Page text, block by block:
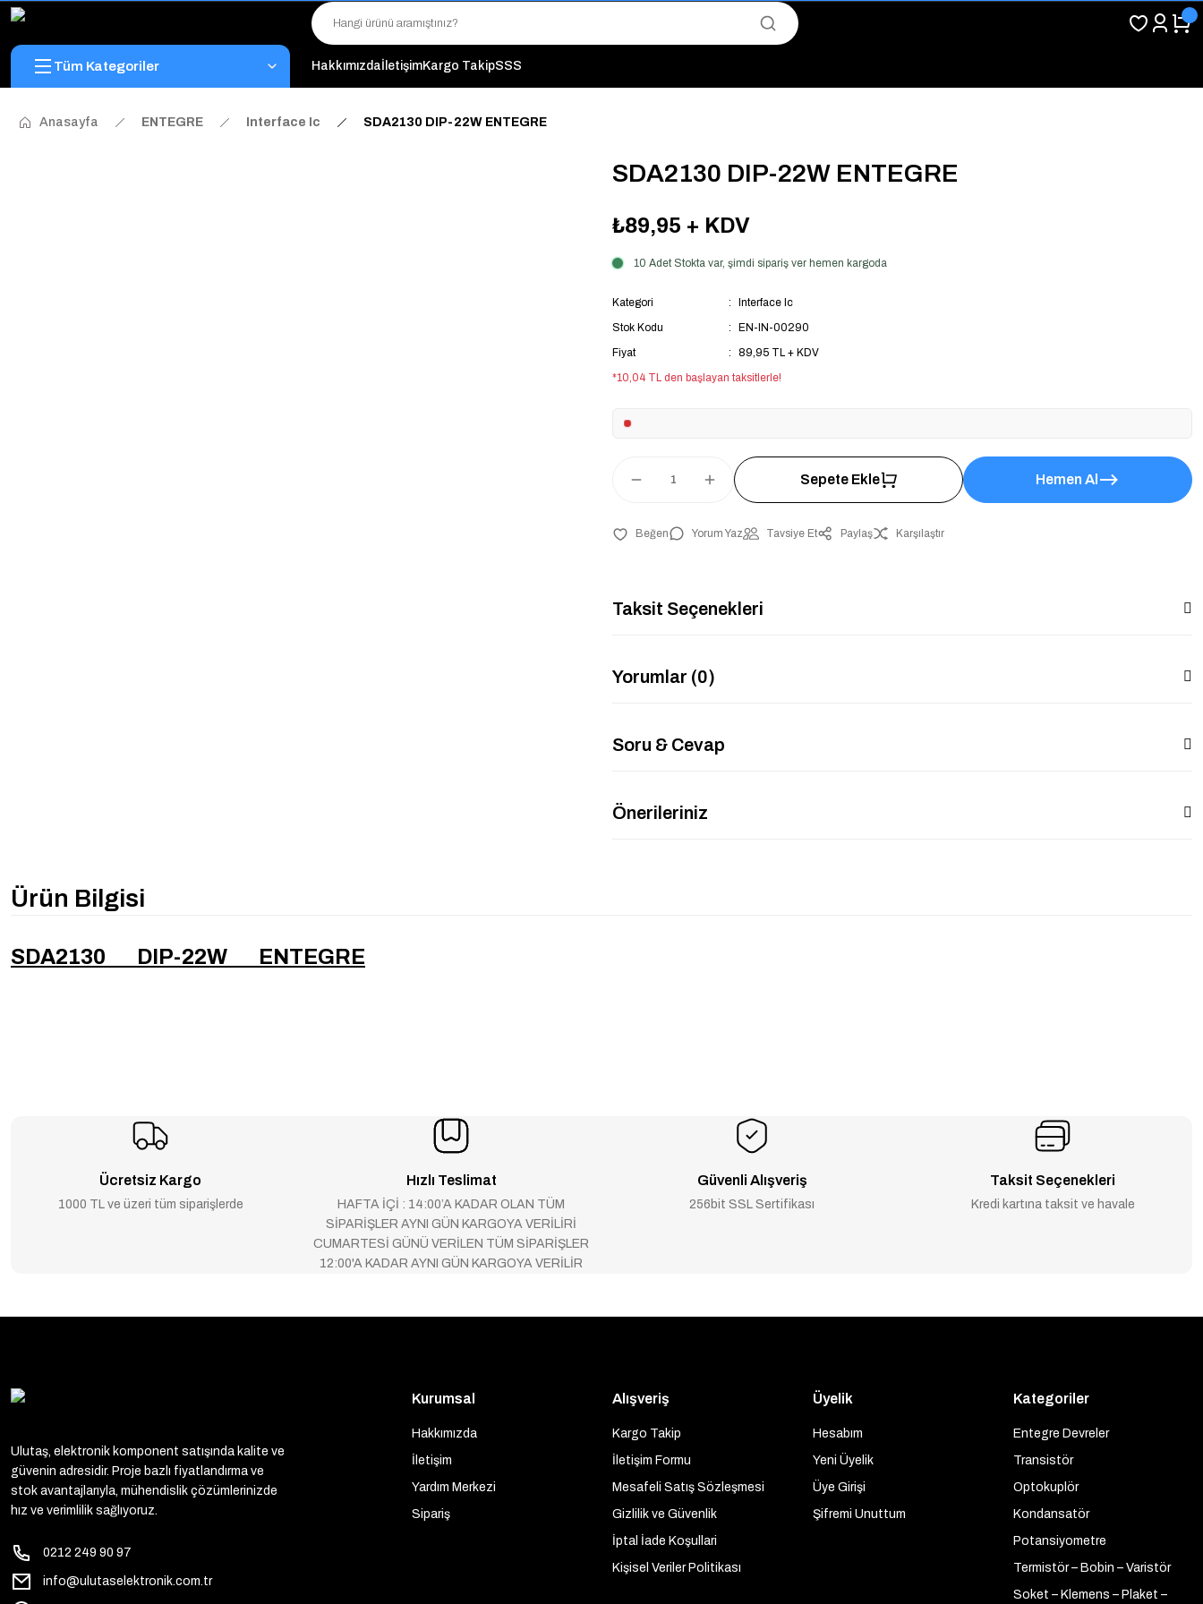
"Toptan Fiyatına Perakende Satış Avantajını Kaçırmayın!"
"Üyelere Özel: Stok Önceliği ve Proje Fiyatları."
Tüm Kategoriler HakkımızdaİletişimKargo TakipSSS
Anasayfa ENTEGRE Interface Ic SDA2130 DIP-22W ENTEGRE
SDA2130 DIP-22W ENTEGRE
₺89,95 + KDV
10 Adet Stokta var, şimdi sipariş ver hemen kargoda
Kategori
Interface Ic
Stok Kodu
EN-IN-00290
Fiyat
89,95 TL + KDV
*10,04 TL den başlayan taksitlerle!
Sepete Ekle Hemen Al
Yorum Yaz Tavsiye Et Paylaş Karşılaştır
Taksit Seçenekleri
Yorumlar (0)
Soru & Cevap
Önerileriniz
Ürün Bilgisi
SDA2130 DIP-22W ENTEGRE
Ücretsiz Kargo
1000 TL ve üzeri tüm siparişlerde
Hızlı Teslimat
HAFTA İÇİ : 14:00’A KADAR OLAN TÜM
SİPARİŞLER AYNI GÜN KARGOYA VERİLİRİ
CUMARTESİ GÜNÜ VERİLEN TÜM SİPARİŞLER
12:00'A KADAR AYNI GÜN KARGOYA VERİLİR
Güvenli Alışveriş
256bit SSL Sertifikası
Taksit Seçenekleri
Kredi kartına taksit ve havale
Ulutaş, elektronik komponent satışında kalite ve
güvenin adresidir. Proje bazlı fiyatlandırma ve
stok avantajlarıyla, mühendislik çözümlerinizde
hız ve verimlilik sağlıyoruz.
0212 249 90 97
info@ulutaselektronik.com.tr
Kurumsal
Hakkımızda
İletişim
Yardım Merkezi
Sipariş
Alışveriş
Kargo Takip
İletişim Formu
Mesafeli Satış Sözleşmesi
Gizlilik ve Güvenlik
İptal İade Koşullari
Kişisel Veriler Politikası
Üyelik
Hesabım
Yeni Üyelik
Üye Girişi
Şifremi Unuttum
Kategoriler
Entegre Devreler
Transistör
Optokuplör
Kondansatör
Potansiyometre
Termistör – Bobin – Varistör
Soket – Klemens – Plaket –